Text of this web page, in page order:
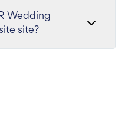
Wedding
site?